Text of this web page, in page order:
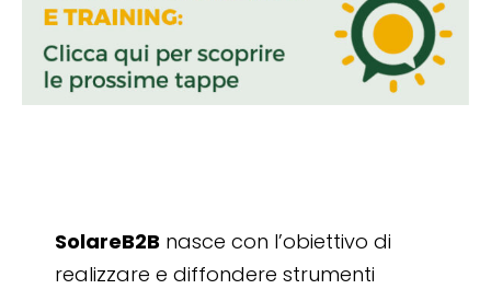
SolareB2B nasce con l’obiettivo di
realizzare e diffondere strumenti